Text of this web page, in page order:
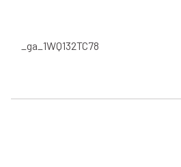
_ga_1WQ132TC78